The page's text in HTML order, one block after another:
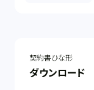
契約書ひな形
ダウンロード